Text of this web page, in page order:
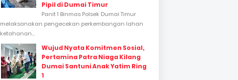
Pipil di Dumai Timur
Panit 1 Binmas Polsek Dumai Timur
melaksanakan pengecekan perkembangan lahan
ketahanan...
Wujud Nyata Komitmen Sosial,
Pertamina Patra Niaga Kilang
Dumai Santuni Anak Yatim Ring
1